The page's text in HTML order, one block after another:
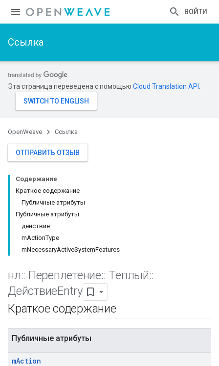
ВОЙТИ
Ссылка
Эта страница переведена с помощью Cloud Translation API
OpenWeave Ссылка
ОТПРАВИТЬ ОТЗЫВ
Содержание
Краткое содержание
Публичные атрибуты
Публичные атрибуты
действие
mActionType
mNecessaryActiveSystemFeatures
нл:: Переплетение:: Теплый::
ДействиеEntry
Краткое содержание
Публичные атрибуты
mAction